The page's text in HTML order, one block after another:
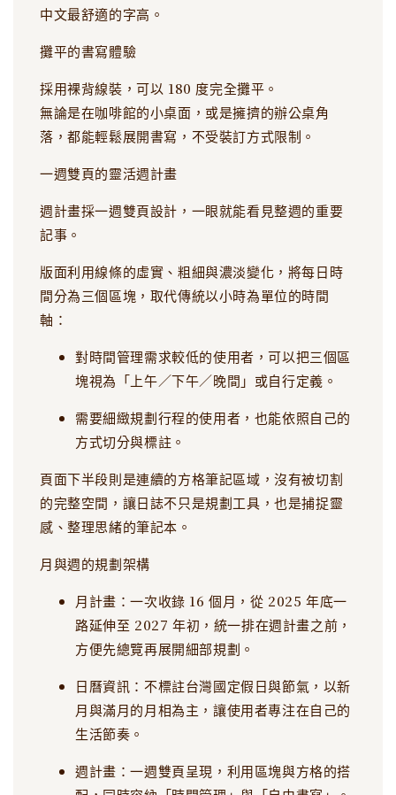
中文最舒適的字高。
攤平的書寫體驗
採用裸背線裝，可以 180 度完全攤平。
無論是在咖啡館的小桌面，或是擁擠的辦公桌角
落，都能輕鬆展開書寫，不受裝訂方式限制。
一週雙頁的靈活週計畫
週計畫採一週雙頁設計，一眼就能看見整週的重要
記事。
版面利用線條的虛實、粗細與濃淡變化，將每日時
間分為三個區塊，取代傳統以小時為單位的時間
軸：
對時間管理需求較低的使用者，可以把三個區
塊視為「上午／下午／晚間」或自行定義。
需要細緻規劃行程的使用者，也能依照自己的
方式切分與標註。
頁面下半段則是連續的方格筆記區域，沒有被切割
的完整空間，讓日誌不只是規劃工具，也是捕捉靈
感、整理思緒的筆記本。
月與週的規劃架構
月計畫：一次收錄 16 個月，從 2025 年底一
路延伸至 2027 年初，統一排在週計畫之前，
方便先總覽再展開細部規劃。
日曆資訊：不標註台灣國定假日與節氣，以新
月與滿月的月相為主，讓使用者專注在自己的
生活節奏。
週計畫：一週雙頁呈現，利用區塊與方格的搭